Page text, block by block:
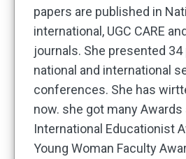
papers are published in
international, UGC CARE
journals. She presented 34
national and international
conferences. She has
now. she got many Awards
International Educationist
Young Woman Faculty